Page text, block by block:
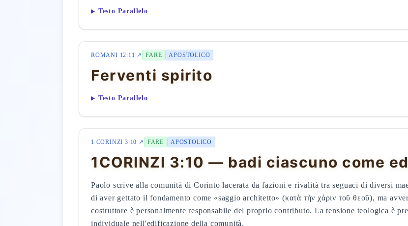
Testo Parallelo
ROMANI 12:11 ↗ FARE APOSTOLICO
Ferventi spirito
Testo Parallelo
1 CORINZI 3:10 ↗ FARE APOSTOLICO
1CORINZI 3:10 — badi ciascuno come
Paolo scrive alla comunità di Corinto lacerata da fazioni e rivalità tra seguaci di diversi
di aver gettato il fondamento come «saggio architetto» (κατὰ τὴν χάριν τοῦ θεοῦ), ma
costruttore è personalmente responsabile del proprio contributo. La tensione teologica è
individuale nell'edificazione della comunità.